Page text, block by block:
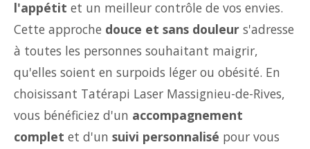
l'appétit et un meilleur contrôle de vos envies.
Cette approche douce et sans douleur s'adresse
à toutes les personnes souhaitant maigrir,
qu'elles soient en surpoids léger ou obésité. En
choisissant Tatérapi Laser Massignieu-de-Rives,
vous bénéficiez d'un accompagnement
complet et d'un suivi personnalisé pour vous